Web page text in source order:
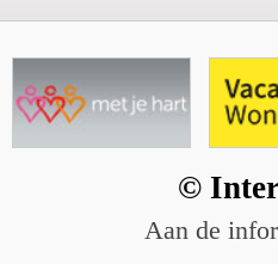
©
Aan de